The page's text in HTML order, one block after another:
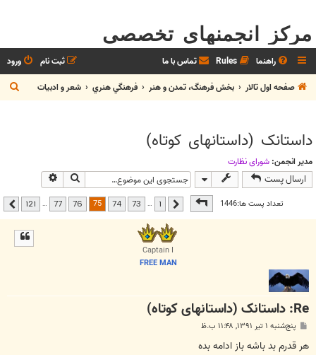
مرکز انجمنهای تخصصی
راهنما Rules تماس با ما ورود
ثبت نام
صفحه اول تالار
بخش فرهنگ، تمدن و هنر فرهنگي هنري شعر و ادبيات
ج
س
داستانک (داستانهای کوتاه)
مدیر انجمن: شوراي نظارت
ارسال پست جستجو
تعداد پست ها:1446صفحه75
121 قبلی …
73
74
75
76
77
…
121 بعدی
Captain I
FREE MAN
Re: داستانک (داستانهای کوتاه)
پ
ت
پنج‌شنبه ۱ تیر ۱۳۹۱, ۱۱:۴۸ ب.ظ
هر قدرم بد باشه باز ادامه بده